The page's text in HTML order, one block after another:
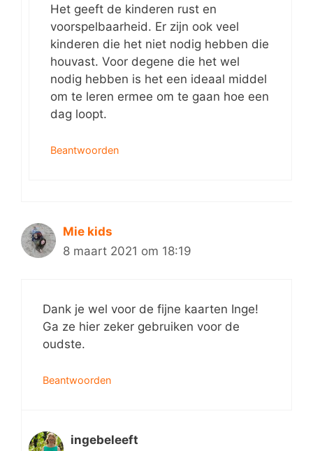
Het geeft de kinderen rust en
voorspelbaarheid. Er zijn ook veel
kinderen die het niet nodig hebben die
houvast. Voor degene die het wel
nodig hebben is het een ideaal middel
om te leren ermee om te gaan hoe een
dag loopt.
Beantwoorden
Mie kids
8 maart 2021 om 18:19
Dank je wel voor de fijne kaarten Inge!
Ga ze hier zeker gebruiken voor de
oudste.
Beantwoorden
ingebeleeft